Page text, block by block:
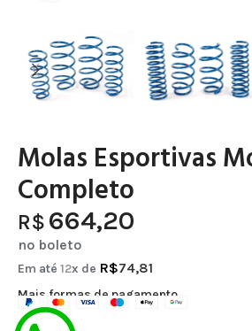
Molas Esportivas
Completo
R$ 664,20
no boleto
Em até 12x de R$74,81
Mais formas de pagamento